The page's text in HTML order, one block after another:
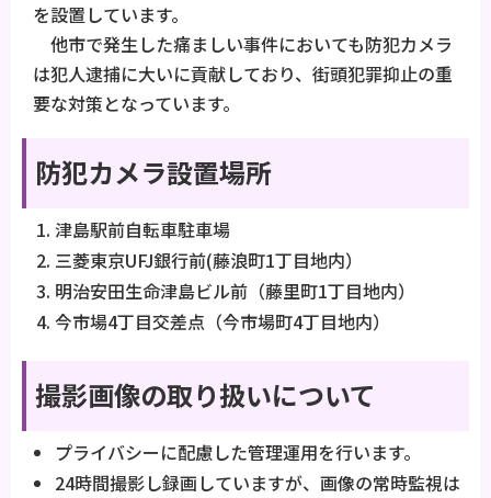
を設置しています。
他市で発生した痛ましい事件においても防犯カメラ
は犯人逮捕に大いに貢献しており、街頭犯罪抑止の重
要な対策となっています。
防犯カメラ設置場所
津島駅前自転車駐車場
三菱東京UFJ銀行前(藤浪町1丁目地内）
明治安田生命津島ビル前（藤里町1丁目地内）
今市場4丁目交差点（今市場町4丁目地内）
撮影画像の取り扱いについて
プライバシーに配慮した管理運用を行います。
24時間撮影し録画していますが、画像の常時監視は